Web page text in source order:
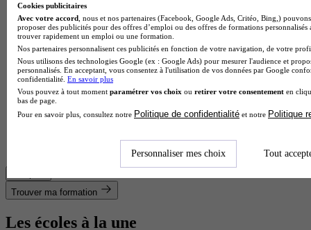
IUT
BUT - Gestion des entreprises et des administrations parcours
gestion comptable, fiscale et financière
3.7
3 avis
Beauvais 60000
Le BUT gestion des entreprises et des administrations
Trouver ma formation
Les écoles à la une
Cookies publicitaires
Avec votre accord , nous et nos partenaires (Facebook, Google Ads, Critéo, Bing,)
proposer des publicités pour des offres d’emploi ou des offres de formations
trouver rapidement un emploi ou une formation.
Nos partenaires personnalisent ces publicités en fonction de votre navigation, de votre
Nous utilisons des technologies Google (ex : Google Ads) pour mesurer l'audience et
personnalisés. En acceptant, vous consentez à l'utilisation de vos données par Google
confidentialité. En savoir plus
Vous pouvez à tout moment paramétrer vos choix ou retirer votre consentement en
bas de page.
Pour en savoir plus, consultez notre Politique de confidentialité et notre Politique
Personnaliser mes choix Tout